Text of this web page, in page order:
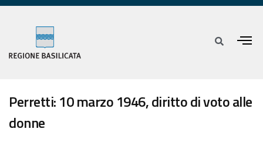
Perretti: 10 marzo 1946, diritto di voto alle
donne